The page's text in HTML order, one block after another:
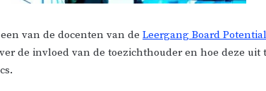
van de docenten van de Leergang Board
de invloed van de toezichthouder en hoe deze